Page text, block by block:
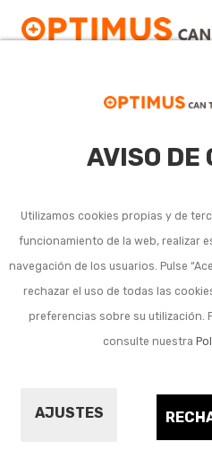
AVISO DE
Utilizamos cookies propias y de
funcionamiento de la web, realizar
navegación de los usuarios. Pulse
rechazar el uso de todas las
preferencias sobre su utilización.
consulte nuestra
AJUSTES
Verano
21/05/2026
12/08/2026.